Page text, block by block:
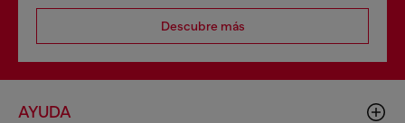
Descubre más
AYUDA